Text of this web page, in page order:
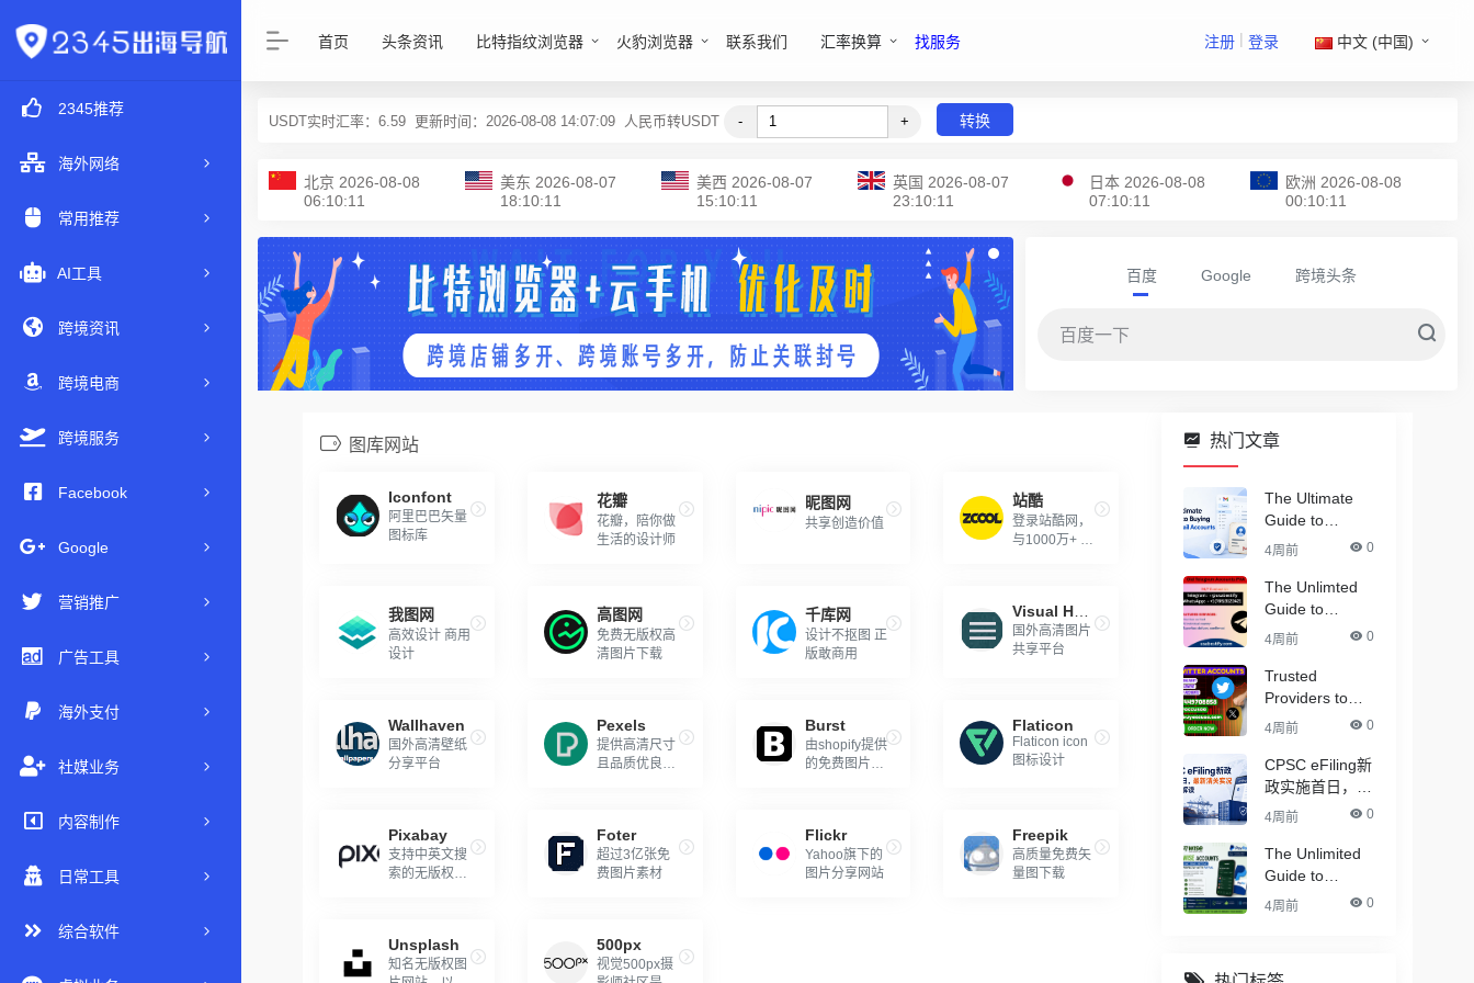
2345推荐
海外网络
常用推荐
AI工具
跨境资讯
跨境电商
跨境服务
Facebook
Google
营销推广
广告工具
海外支付
社媒业务
内容制作
日常工具
综合软件
首页 头条资讯 比特指纹浏览器 火豹浏览器 联系我们 汇率换算 找服务 注册 | 登录 中文 (中国)
USDT实时汇率： 6.59 更新时间：2026-08-08 14:07:09 人民币转USDT - + 转换
北京 2026-08-08
06:10:11
美东 2026-08-07
18:10:11
美西 2026-08-07
15:10:11
英国 2026-08-07
23:10:11
日本 2026-08-08
07:10:11
欧洲 2026-08-08
00:10:11
百度 Google 跨境头条
图库网站
Iconfont
阿里巴巴矢量
图标库
花瓣
花瓣，陪你做
生活的设计师
昵图网
共享创造价值
站酷
登录站酷网，
与1000万+ 名
我图网
高效设计 商用
设计
高图网
免费无版权高
清图片下载
千库网
设计不抠图 正
版敢商用
国外高清图片
共享平台
Wallhaven
国外高清壁纸
分享平台
Pexels
提供高清尺寸
且品质优良的
Burst
由shopify提供
的免费图片平
Flaticon
Flaticon icon
图标设计
Pixabay
支持中英文搜
索的无版权图
Foter
超过3亿张免
费图片素材
Flickr
Yahoo旗下的
图片分享网站
Freepik
高质量免费矢
量图下载
Unsplash
知名无版权图
500px
视觉500px摄
热门文章
The Ultimate
Guide to
Buying Old
4周前 0
The Unlimted
Guide to
Buying
Accounts - (
PVA & Aged )
4周前 0
Trusted
Providers to
Buy Twitter
Bulk for Crypto
Marketing
4周前 0
CPSC eFiling新
政实施首日，最
新清关实况与合
4周前 0
The Unlimited
Guide to
Buying Verified
4周前 0